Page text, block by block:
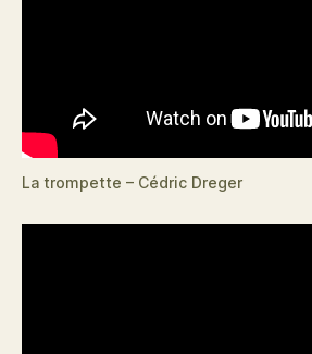
La trompette – Cédric Dreger